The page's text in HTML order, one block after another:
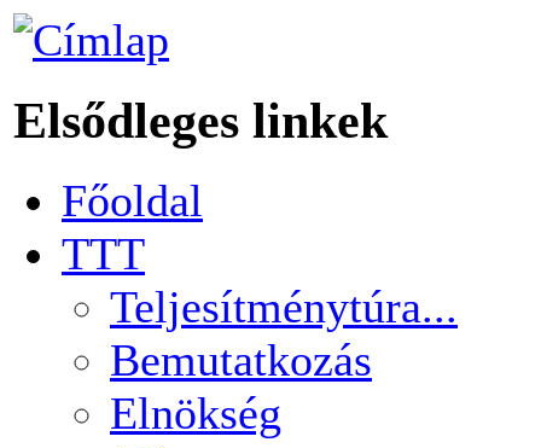
Elsődleges linkek
Főoldal
TTT
Teljesítménytúra...
Bemutatkozás
Elnökség